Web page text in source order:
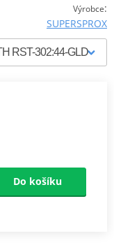
Výrobce:
SUPERSPROX
Do košíku